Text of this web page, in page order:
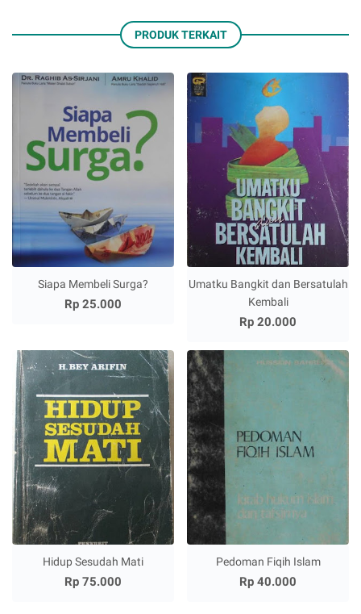
PRODUK TERKAIT
Siapa Membeli Surga?
Rp 25.000
Umatku Bangkit dan Bersatulah
Kembali
Rp 20.000
Hidup Sesudah Mati
Rp 75.000
Pedoman Fiqih Islam
Rp 40.000